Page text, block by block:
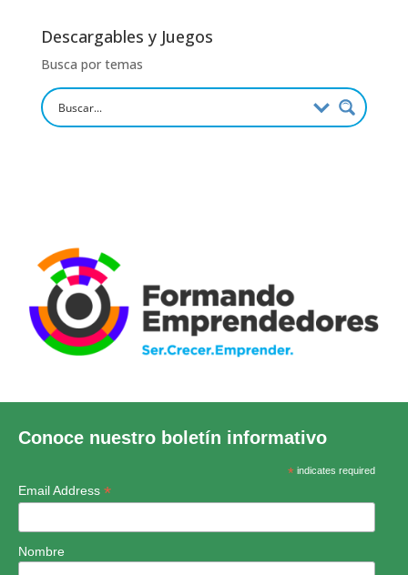
Descargables y Juegos
Busca por temas
Conoce nuestro boletín informativo
*indicates required
Email Address *
Nombre